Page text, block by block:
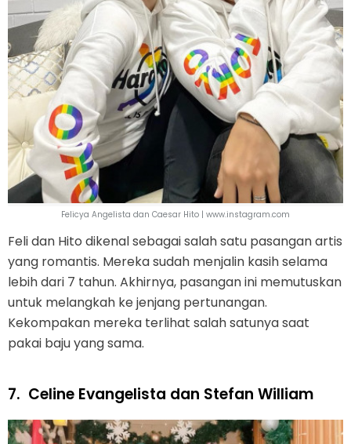
Felicya Angelista dan Caesar Hito | www.instagram.com
Feli dan Hito dikenal sebagai salah satu pasangan artis
yang romantis. Mereka sudah menjalin kasih selama
lebih dari 7 tahun. Akhirnya, pasangan ini memutuskan
untuk melangkah ke jenjang pertunangan.
Kekompakan mereka terlihat salah satunya saat
pakai baju yang sama.
7. Celine Evangelista dan Stefan William